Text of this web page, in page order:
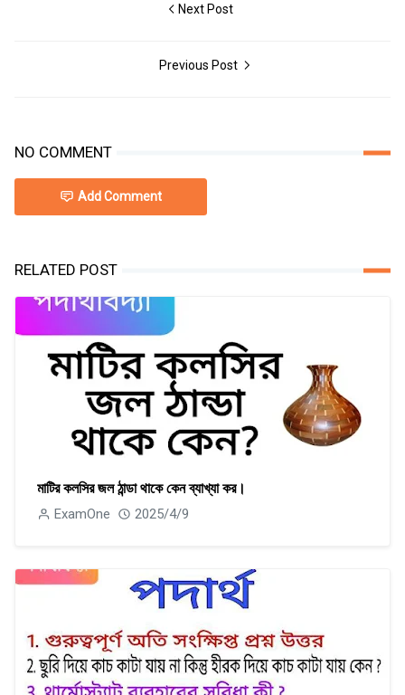
Next Post
Previous Post
NO COMMENT
Add Comment
RELATED POST
মাটির কলসির জল ঠান্ডা থাকে কেন ব্যাখ্যা কর।
ExamOne 2025/4/9